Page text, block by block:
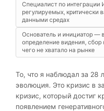
Специалист по
регулируемых, критически
данными средах
Основатель и инициатор —
определение видения,
чего не хватало на рынке
То, что я наблюдал за 28
эволюция. Это кризис в
кризис, который достиг
появлением